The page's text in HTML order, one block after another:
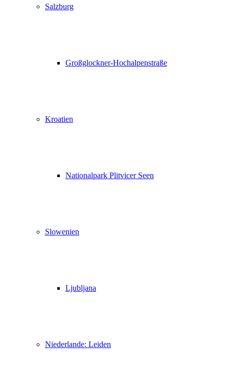
Salzburg
Großglockner-Hochalpenstraße
Kroatien
Nationalpark Plitvicer Seen
Slowenien
Ljubljana
Niederlande: Leiden